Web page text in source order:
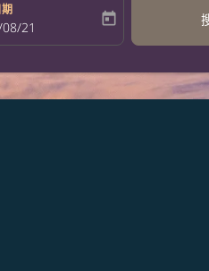
return-date-aria-label
21 today